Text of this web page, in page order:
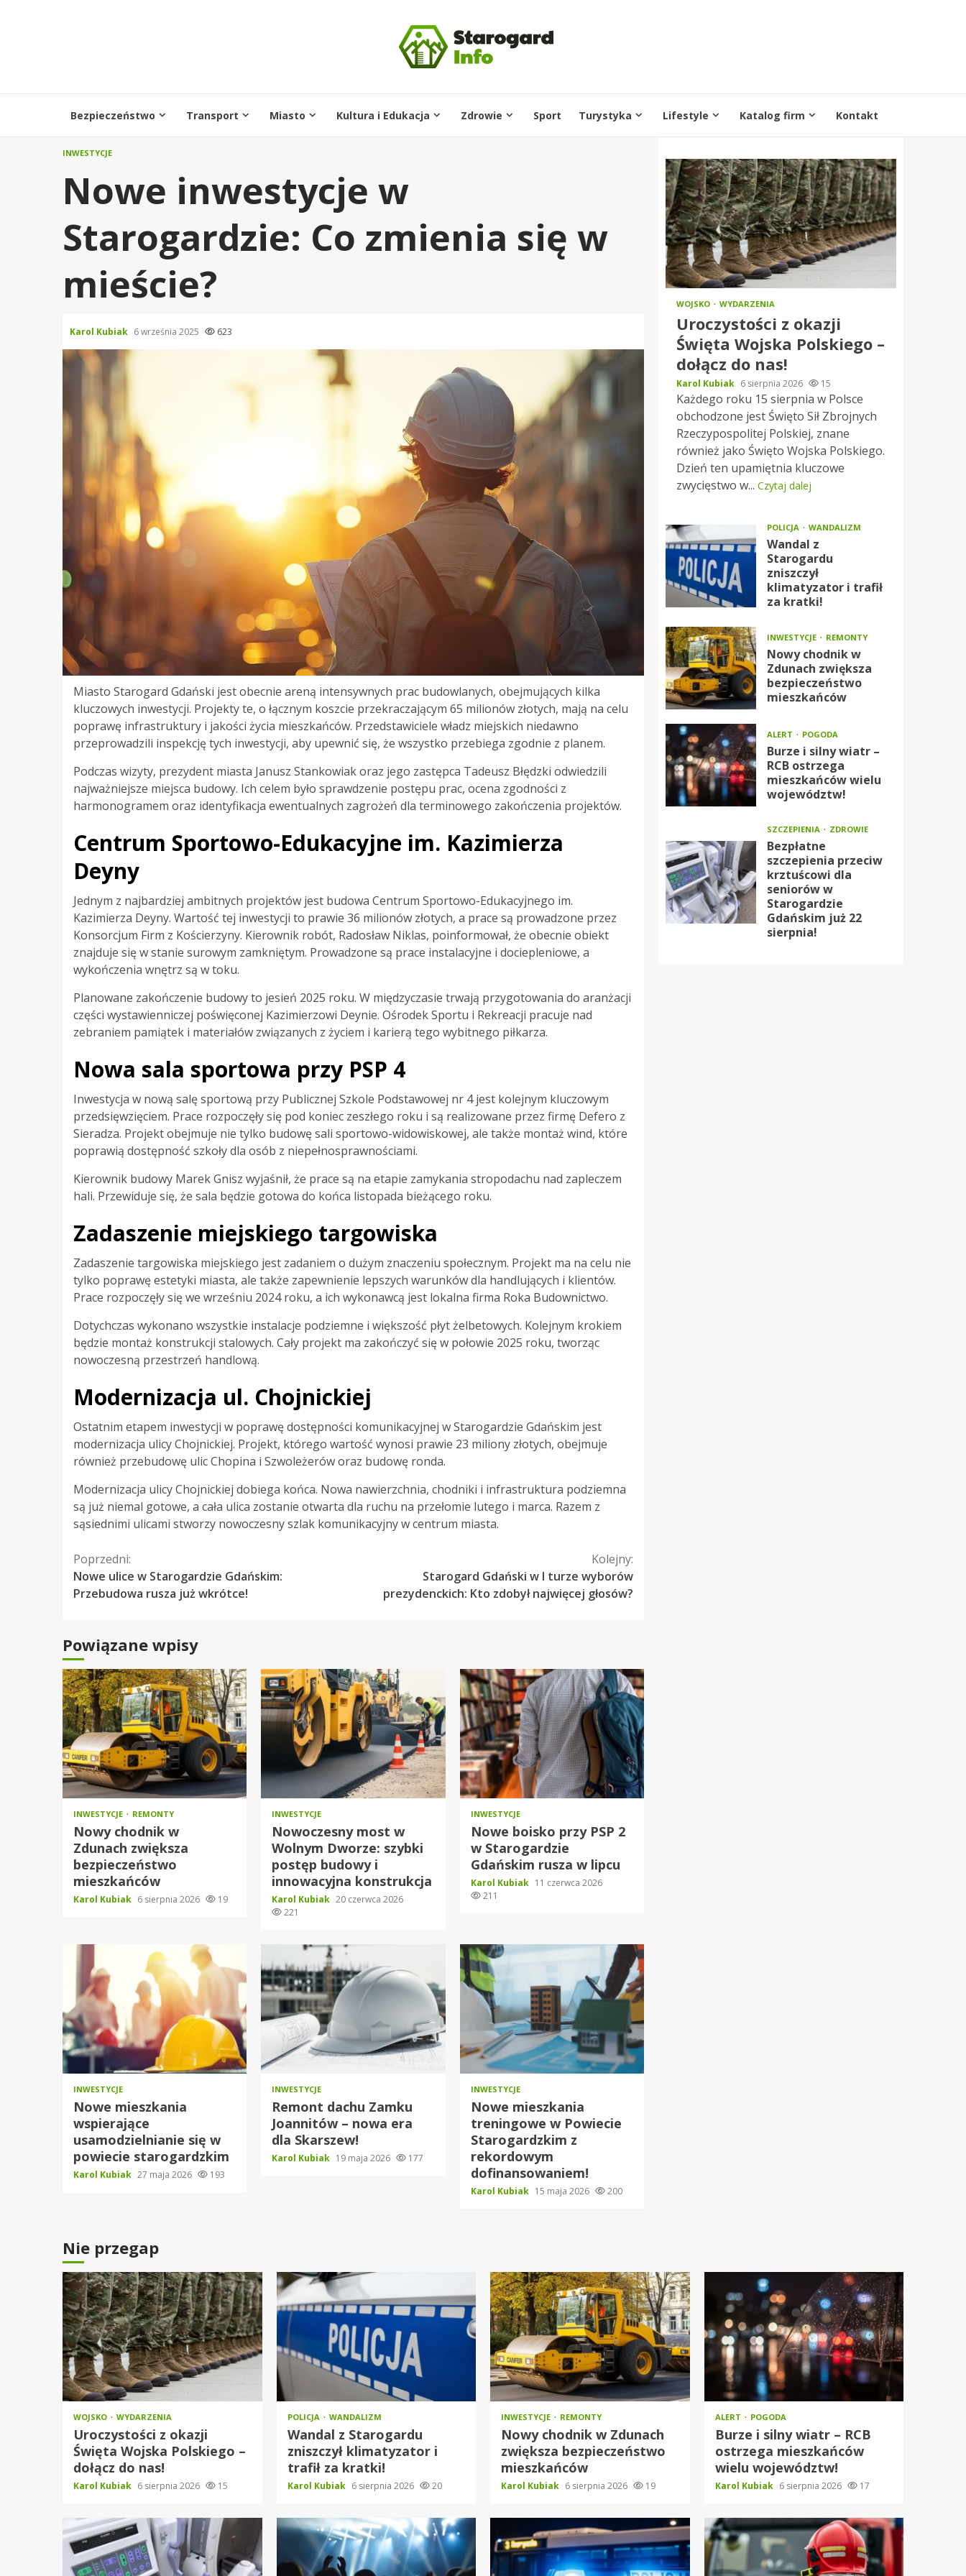
Bezpieczeństwo Transport Miasto Kultura i Edukacja Zdrowie Sport Turystyka Lifestyle Katalog firm Kontakt
INWESTYCJE
Nowe inwestycje w
Starogardzie: Co zmienia się w
mieście?
Karol Kubiak 6 września 2025 623
Miasto Starogard Gdański jest obecnie areną intensywnych prac budowlanych, obejmujących kilka
kluczowych inwestycji. Projekty te, o łącznym koszcie przekraczającym 65 milionów złotych, mają na celu
poprawę infrastruktury i jakości życia mieszkańców. Przedstawiciele władz miejskich niedawno
przeprowadzili inspekcję tych inwestycji, aby upewnić się, że wszystko przebiega zgodnie z planem.
Podczas wizyty, prezydent miasta Janusz Stankowiak oraz jego zastępca Tadeusz Błędzki odwiedzili
najważniejsze miejsca budowy. Ich celem było sprawdzenie postępu prac, ocena zgodności z
harmonogramem oraz identyfikacja ewentualnych zagrożeń dla terminowego zakończenia projektów.
Centrum Sportowo-Edukacyjne im. Kazimierza
Deyny
Jednym z najbardziej ambitnych projektów jest budowa Centrum Sportowo-Edukacyjnego im.
Kazimierza Deyny. Wartość tej inwestycji to prawie 36 milionów złotych, a prace są prowadzone przez
Konsorcjum Firm z Kościerzyny. Kierownik robót, Radosław Niklas, poinformował, że obecnie obiekt
znajduje się w stanie surowym zamkniętym. Prowadzone są prace instalacyjne i dociepleniowe, a
wykończenia wnętrz są w toku.
Planowane zakończenie budowy to jesień 2025 roku. W międzyczasie trwają przygotowania do aranżacji
części wystawienniczej poświęconej Kazimierzowi Deynie. Ośrodek Sportu i Rekreacji pracuje nad
zebraniem pamiątek i materiałów związanych z życiem i karierą tego wybitnego piłkarza.
Nowa sala sportowa przy PSP 4
Inwestycja w nową salę sportową przy Publicznej Szkole Podstawowej nr 4 jest kolejnym kluczowym
przedsięwzięciem. Prace rozpoczęły się pod koniec zeszłego roku i są realizowane przez firmę Defero z
Sieradza. Projekt obejmuje nie tylko budowę sali sportowo-widowiskowej, ale także montaż wind, które
poprawią dostępność szkoły dla osób z niepełnosprawnościami.
Kierownik budowy Marek Gnisz wyjaśnił, że prace są na etapie zamykania stropodachu nad zapleczem
hali. Przewiduje się, że sala będzie gotowa do końca listopada bieżącego roku.
Zadaszenie miejskiego targowiska
Zadaszenie targowiska miejskiego jest zadaniem o dużym znaczeniu społecznym. Projekt ma na celu nie
tylko poprawę estetyki miasta, ale także zapewnienie lepszych warunków dla handlujących i klientów.
Prace rozpoczęły się we wrześniu 2024 roku, a ich wykonawcą jest lokalna firma Roka Budownictwo.
Dotychczas wykonano wszystkie instalacje podziemne i większość płyt żelbetowych. Kolejnym krokiem
będzie montaż konstrukcji stalowych. Cały projekt ma zakończyć się w połowie 2025 roku, tworząc
nowoczesną przestrzeń handlową.
Modernizacja ul. Chojnickiej
Ostatnim etapem inwestycji w poprawę dostępności komunikacyjnej w Starogardzie Gdańskim jest
modernizacja ulicy Chojnickiej. Projekt, którego wartość wynosi prawie 23 miliony złotych, obejmuje
również przebudowę ulic Chopina i Szwoleżerów oraz budowę ronda.
Modernizacja ulicy Chojnickiej dobiega końca. Nowa nawierzchnia, chodniki i infrastruktura podziemna
są już niemal gotowe, a cała ulica zostanie otwarta dla ruchu na przełomie lutego i marca. Razem z
sąsiednimi ulicami stworzy nowoczesny szlak komunikacyjny w centrum miasta.
Kontynuuj
czytanie
Poprzedni:
Nowe ulice w Starogardzie Gdańskim:
Przebudowa rusza już wkrótce!
Kolejny:
Starogard Gdański w I turze wyborów
prezydenckich: Kto zdobył najwięcej głosów?
Powiązane wpisy
INWESTYCJE REMONTY
Nowy chodnik w
Zdunach zwiększa
bezpieczeństwo
mieszkańców
Karol Kubiak 6 sierpnia 2026 19
INWESTYCJE
Nowoczesny most w
Wolnym Dworze: szybki
postęp budowy i
innowacyjna konstrukcja
Karol Kubiak 20 czerwca 2026
221
INWESTYCJE
Nowe boisko przy PSP 2
w Starogardzie
Gdańskim rusza w lipcu
Karol Kubiak 11 czerwca 2026
211
INWESTYCJE
Nowe mieszkania
wspierające
usamodzielnianie się w
powiecie starogardzkim
Karol Kubiak 27 maja 2026 193
INWESTYCJE
Remont dachu Zamku
Joannitów – nowa era
dla Skarszew!
Karol Kubiak 19 maja 2026 177
INWESTYCJE
Nowe mieszkania
treningowe w Powiecie
Starogardzkim z
rekordowym
dofinansowaniem!
Karol Kubiak 15 maja 2026 200
WOJSKO WYDARZENIA
Uroczystości z okazji
Święta Wojska Polskiego –
dołącz do nas!
Karol Kubiak 6 sierpnia 2026 15
Każdego roku 15 sierpnia w Polsce
obchodzone jest Święto Sił Zbrojnych
Rzeczypospolitej Polskiej, znane
również jako Święto Wojska Polskiego.
Dzień ten upamiętnia kluczowe
zwycięstwo w... Czytaj dalej
POLICJA WANDALIZM
Wandal z
Starogardu
zniszczył
klimatyzator i trafił
za kratki!
INWESTYCJE REMONTY
Nowy chodnik w
Zdunach zwiększa
bezpieczeństwo
mieszkańców
ALERT POGODA
Burze i silny wiatr –
RCB ostrzega
mieszkańców wielu
województw!
SZCZEPIENIA ZDROWIE
Bezpłatne
szczepienia przeciw
krztuścowi dla
seniorów w
Starogardzie
Gdańskim już 22
sierpnia!
Nie przegap
WOJSKO WYDARZENIA
Uroczystości z okazji
Święta Wojska Polskiego –
dołącz do nas!
Karol Kubiak 6 sierpnia 2026 15
POLICJA WANDALIZM
Wandal z Starogardu
zniszczył klimatyzator i
trafił za kratki!
Karol Kubiak 6 sierpnia 2026 20
INWESTYCJE REMONTY
Nowy chodnik w Zdunach
zwiększa bezpieczeństwo
mieszkańców
Karol Kubiak 6 sierpnia 2026 19
ALERT POGODA
Burze i silny wiatr – RCB
ostrzega mieszkańców
wielu województw!
Karol Kubiak 6 sierpnia 2026 17